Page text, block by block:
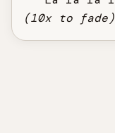
(10x to fade)